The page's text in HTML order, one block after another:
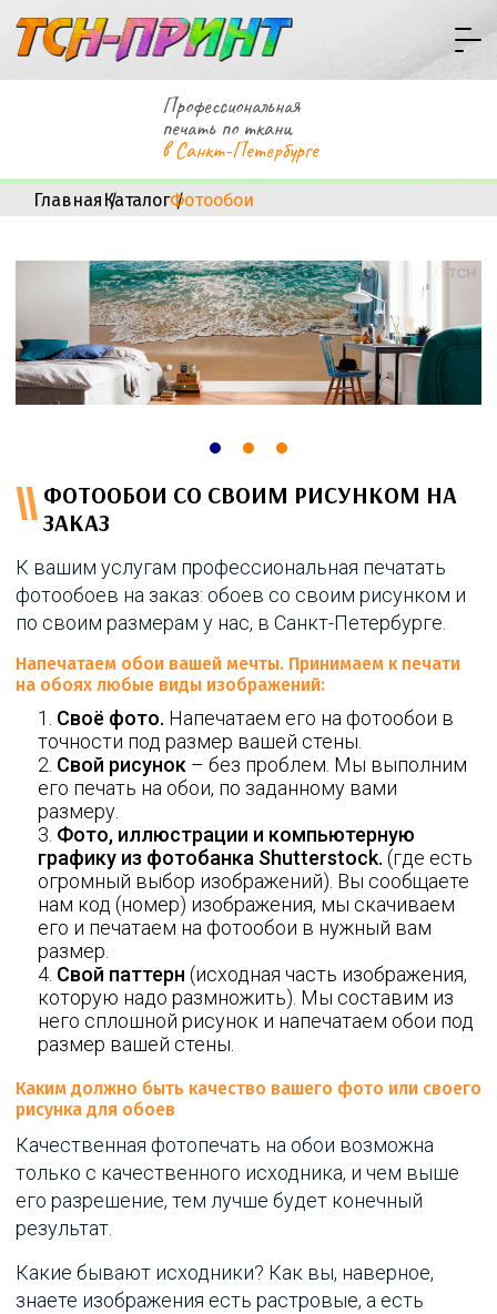
Профессиональная
печать по ткани
в Санкт-Петербурге
Главная КаталогФотообои
ФОТООБОИ СО СВОИМ РИСУНКОМ НА
ЗАКАЗ
К вашим услугам профессиональная печатать
фотообоев на заказ: обоев со своим рисунком и
по своим размерам у нас, в Санкт-Петербурге.
Напечатаем обои вашей мечты. Принимаем к печати
на обоях любые виды изображений:
Cвоё фото. Напечатаем его на фотообои в
точности под размер вашей стены.
Cвой рисунок – без проблем. Мы выполним
его печать на обои, по заданному вами
размеру.
Фото, иллюстрации и компьютерную
графику из фотобанка Shutterstock. (где есть
огромный выбор изображений). Вы сообщаете
нам код (номер) изображения, мы скачиваем
его и печатаем на фотообои в нужный вам
размер.
Свой паттерн (исходная часть изображения,
которую надо размножить). Мы составим из
него сплошной рисунок и напечатаем обои под
размер вашей стены.
Каким должно быть качество вашего фото или своего
рисунка для обоев
Качественная фотопечать на обои возможна
только с качественного исходника, и чем выше
его разрешение, тем лучше будет конечный
результат.
Какие бывают исходники? Как вы, наверное,
знаете изображения есть растровые, а есть